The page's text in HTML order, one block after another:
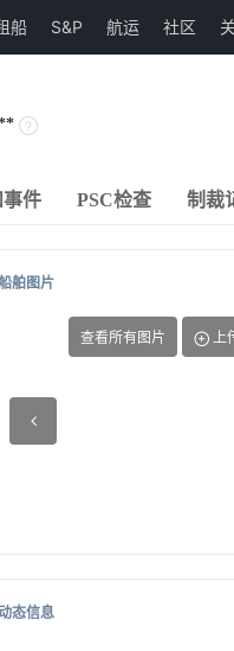
船 S&P 航运 社区
件 PSC检查 制裁
舶图片
查看所有图片 上
态信息